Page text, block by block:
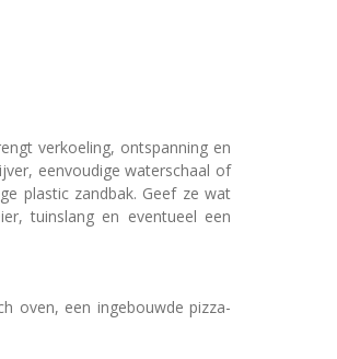
verkoeling, ontspanning en
eenvoudige waterschaal of
plastic zandbak. Geef ze wat
tuinslang en eventueel een
oven, een ingebouwde pizza-